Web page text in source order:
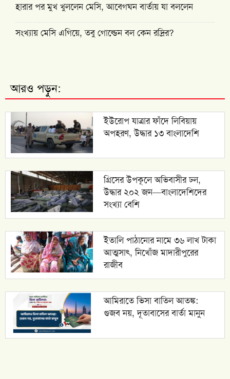
হারার পর মুখ খুললেন মেসি, আবেগঘন বার্তায় যা বললেন
সংখ্যায় মেসি এগিয়ে, তবু গোল্ডেন বল কেন রদ্রির?
আরও পড়ুন:
ইউরোপ যাত্রার ফাঁদে লিবিয়ায়
অপহরণ, উদ্ধার ১৩ বাংলাদেশি
গ্রিসের উপকূলে অভিবাসীর ঢল,
উদ্ধার ২০২ জন—বাংলাদেশিদের
সংখ্যা বেশি
ইতালি পাঠানোর নামে ৩৬ লাখ টাকা
আত্মসাৎ, নিখোঁজ মাদারীপুরের
রাজীব
আমিরাতে ভিসা বাতিল আতঙ্ক:
গুজব নয়, দূতাবাসের বার্তা মানুন